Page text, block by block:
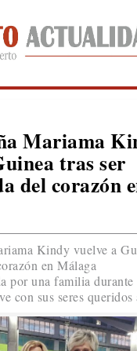
Mariama
tras ser
del corazón
Kindy vuelve a
en Málaga
por una familia durante
con sus seres queridos